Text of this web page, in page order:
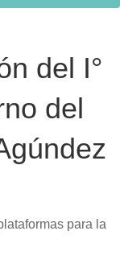
del I°
del
para la